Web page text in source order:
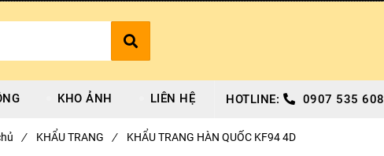
KHO ẢNH LIÊN HỆ HOTLINE: 0907 535
/ KHẨU TRANG / KHẨU TRANG HÀN QUỐC KF94 4D